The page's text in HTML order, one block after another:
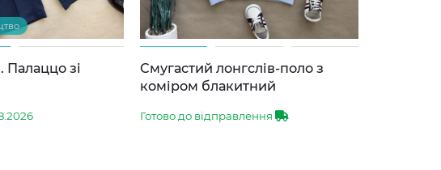
Палаццо зі
Смугастий лонгслів-поло з
коміром блакитний
Готово до відправлення